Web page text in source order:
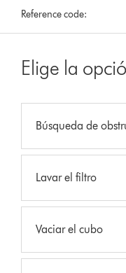
Reference code:
Elige la
Búsqueda de
Lavar el filtro
Vaciar el cubo